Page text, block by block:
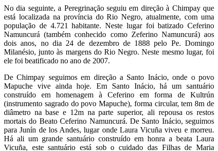
No dia seguinte, a Peregrinação seguiu em direção à Chimpay que
está localizada na província do Rio Negro, atualmente, com uma
população de 4.721 habitante. Neste lugar foi batizado Ceferino
Namuncurá (também conhecido como Zeferino Namuncurá) aos
dois anos, no dia 24 de dezembro de 1888 pelo Pe. Domingo
Milanésio, junto às margens do Rio Negro. Neste mesmo lugar, foi
ele foi beatificado no ano de 2007.
De Chimpay seguimos em direção a Santo Inácio, onde o povo
Mapuche vive ainda hoje. Em Santo Inácio, há um santuário
construído em homenagem à Ceferino em forma de Kultrún
(instrumento sagrado do povo Mapuche), forma circular, tem 8m de
diâmetro na base e 12m na parte superior, ali repousa os restos
mortais do Beato Ceferino Namuncurá. De Santo Inácio, seguimos
para Junín de los Andes, lugar onde Laura Vicuña viveu e morreu.
Há ali um grande santuário construído em honra a beata Laura
Vicuña, este santuário está sob o cuidado das Filhas de Maria